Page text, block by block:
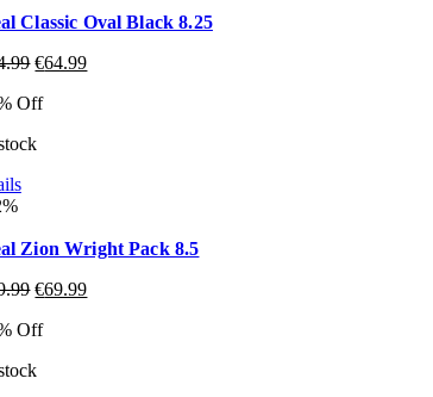
Classic Oval Black 8.25
€64.99
Off
Zion Wright Pack 8.5
€69.99
Off